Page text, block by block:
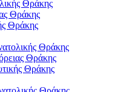
Θράκης
Θράκης
Θράκης
Θράκης
Θράκης
Θράκης